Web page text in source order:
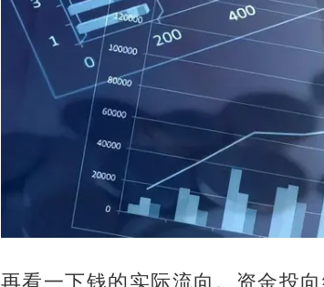
再看一下钱的实际流向。资金投